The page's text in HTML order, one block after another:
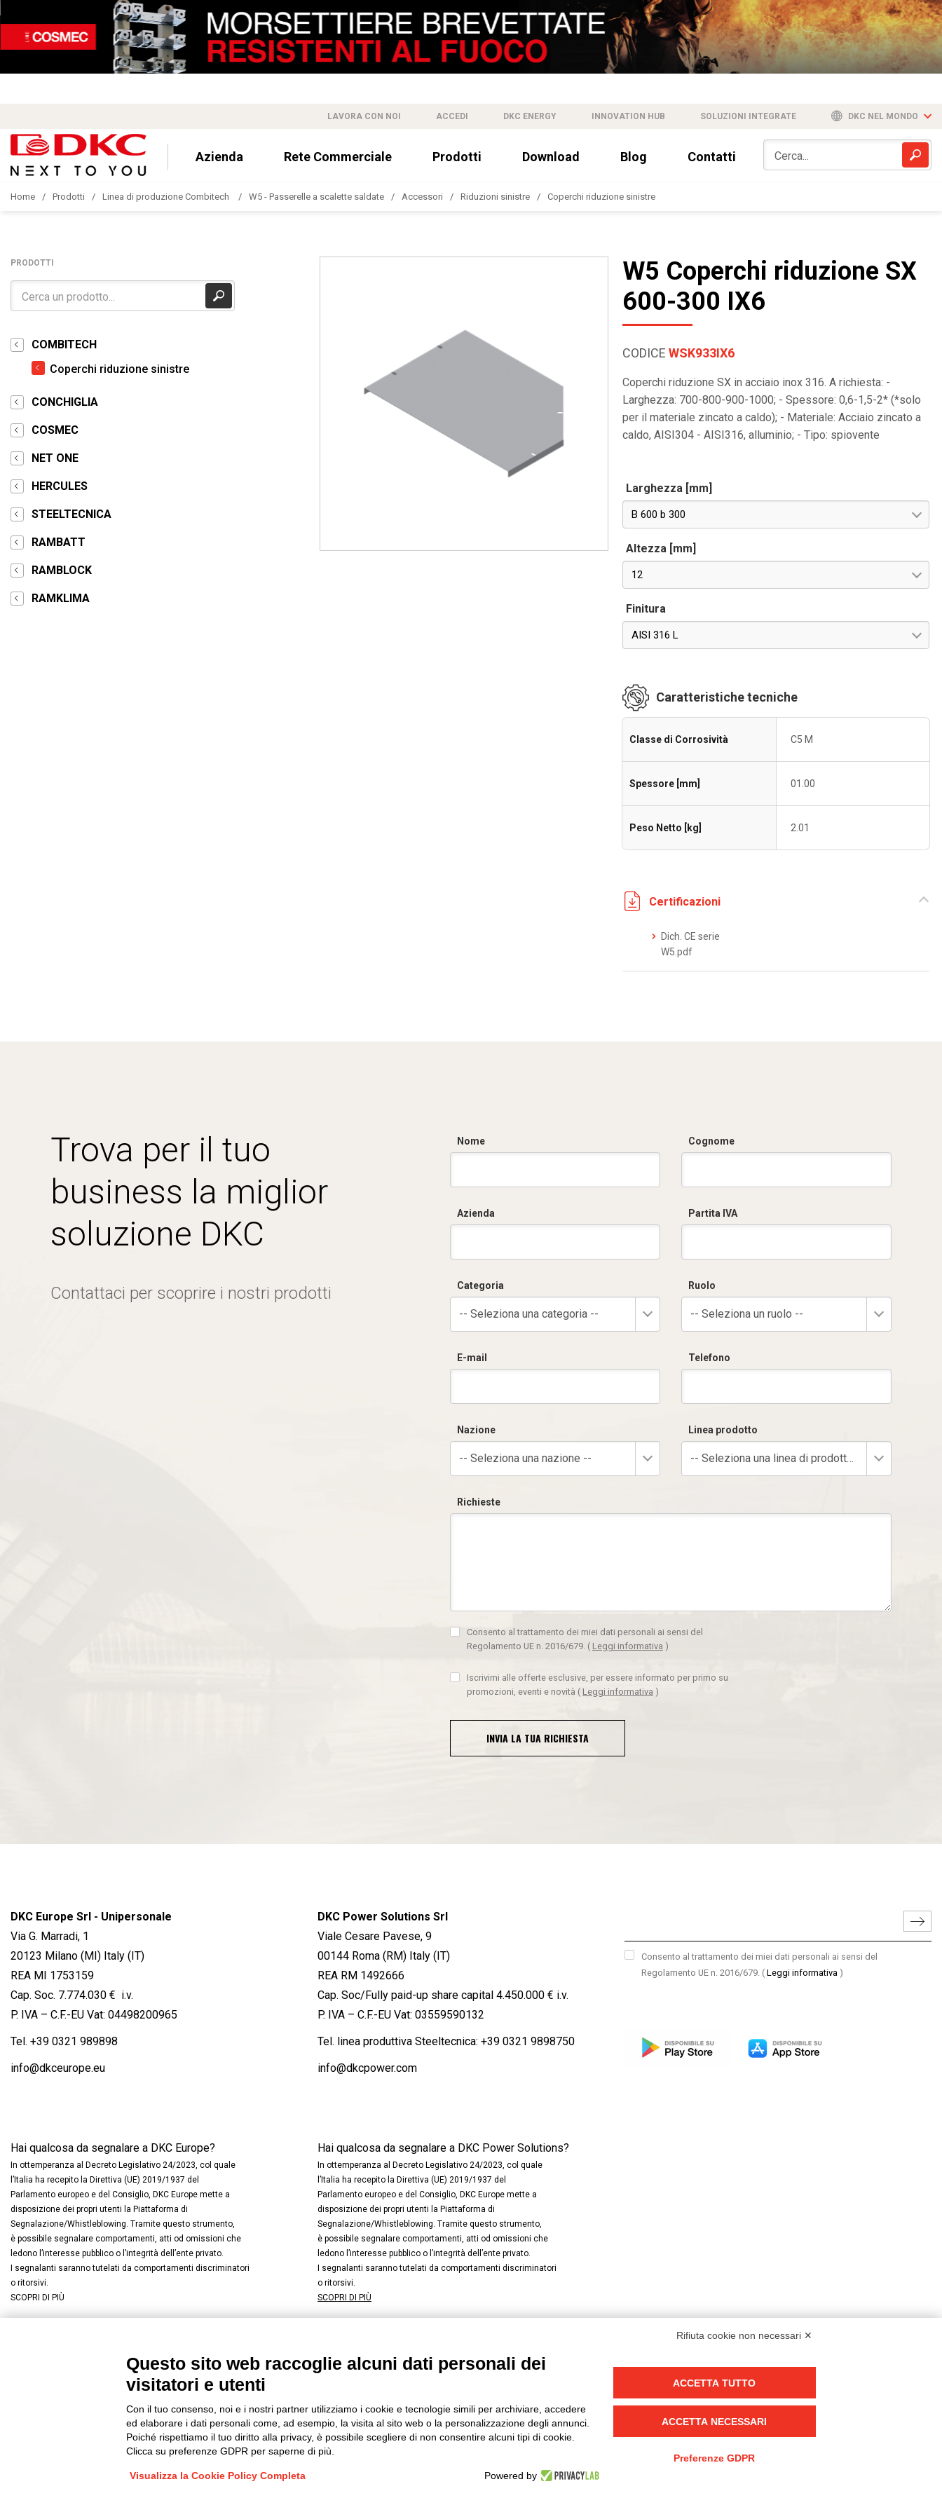
LAVORA CON NOI ACCEDI DKC ENERGY INNOVATION HUB SOLUZIONI INTEGRATE DKC NEL MONDO
Azienda Rete Commerciale Prodotti Download Blog Contatti
Home Prodotti Linea di produzione Combitech W5 - Passerelle a scalette saldate Accessori Riduzioni sinistre Coperchi riduzione sinistre
PRODOTTI
COMBITECH
Coperchi riduzione sinistre
CONCHIGLIA
COSMEC
NET ONE
HERCULES
STEELTECNICA
RAMBATT
RAMBLOCK
RAMKLIMA
W5 Coperchi riduzione SX
600-300 IX6
CODICEWSK933IX6
Coperchi riduzione SX in acciaio inox 316. A richiesta: -
Larghezza: 700-800-900-1000; - Spessore: 0,6-1,5-2* (*solo
per il materiale zincato a caldo); - Materiale: Acciaio zincato a
caldo, AISI304 - AISI316, alluminio; - Tipo: spiovente
Larghezza [mm]
B 600 b 300
Altezza [mm]
12
Finitura
AISI 316 L
Caratteristiche tecniche
Classe di Corrosività C5 M
Spessore [mm] 01.00
Peso Netto [kg] 2.01
Certificazioni
Dich. CE serie
W5.pdf
Trova per il tuo
business la miglior
soluzione DKC
Contattaci per scoprire i nostri prodotti
Nome Cognome
Azienda Partita IVA
Categoria
-- Seleziona una categoria --
Ruolo
-- Seleziona un ruolo --
E-mail Telefono
Nazione
-- Seleziona una nazione --
Linea prodotto
-- Seleziona una linea di prodotto --
Richieste
Consento al trattamento dei miei dati personali ai sensi del
Regolamento UE n. 2016/679. ( Leggi informativa )
Iscrivimi alle offerte esclusive, per essere informato per primo su
promozioni, eventi e novità ( Leggi informativa )
INVIA LA TUA RICHIESTA
DKC Europe Srl - Unipersonale
Via G. Marradi, 1
20123 Milano (MI) Italy (IT)
REA MI 1753159
Cap. Soc. 7.774.030 € i.v.
P. IVA – C.F.-EU Vat: 04498200965
Tel. +39 0321 989898
info@dkceurope.eu
Hai qualcosa da segnalare a DKC Europe?
In ottemperanza al Decreto Legislativo 24/2023, col quale
l’Italia ha recepito la Direttiva (UE) 2019/1937 del
Parlamento europeo e del Consiglio, DKC Europe mette a
disposizione dei propri utenti la Piattaforma di
Segnalazione/Whistleblowing. Tramite questo strumento,
è possibile segnalare comportamenti, atti od omissioni che
ledono l’interesse pubblico o l’integrità dell’ente privato.
I segnalanti saranno tutelati da comportamenti discriminatori
o ritorsivi.
SCOPRI DI PIÙ
DKC Power Solutions Srl
Viale Cesare Pavese, 9
00144 Roma (RM) Italy (IT)
REA RM 1492666
Cap. Soc/Fully paid-up share capital 4.450.000 € i.v.
P. IVA – C.F.-EU Vat: 03559590132
Tel. linea produttiva Steeltecnica: +39 0321 9898750
info@dkcpower.com
Hai qualcosa da segnalare a DKC Power Solutions?
In ottemperanza al Decreto Legislativo 24/2023, col quale
l’Italia ha recepito la Direttiva (UE) 2019/1937 del
Parlamento europeo e del Consiglio, DKC Europe mette a
disposizione dei propri utenti la Piattaforma di
Segnalazione/Whistleblowing. Tramite questo strumento,
è possibile segnalare comportamenti, atti od omissioni che
ledono l’interesse pubblico o l’integrità dell’ente privato.
I segnalanti saranno tutelati da comportamenti discriminatori
o ritorsivi.
SCOPRI DI PIÙ
Consento al trattamento dei miei dati personali ai sensi del
Regolamento UE n. 2016/679. ( Leggi informativa )
FACEBOOK LINKEDIN / YOUTUBE INSTAGRAM
Privacy -Cookies -Modifica preferenze Cookie
Rifiuta cookie non necessari ✕
Questo sito web raccoglie alcuni dati personali dei
visitatori e utenti
Con il tuo consenso, noi e i nostri partner utilizziamo i cookie e tecnologie simili per archiviare, accedere
ed elaborare i dati personali come, ad esempio, la visita al sito web o la personalizzazione degli annunci.
Poiché rispettiamo il tuo diritto alla privacy, è possibile scegliere di non consentire alcuni tipi di cookie.
Clicca su preferenze GDPR per saperne di più.
Visualizza la Cookie Policy Completa Powered by
ACCETTA TUTTO
ACCETTA NECESSARI
Preferenze GDPR